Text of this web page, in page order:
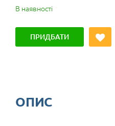
В наявності
ПРИДБАТИ
ОПИС